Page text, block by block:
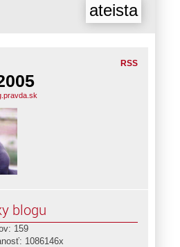
ateista
RSS
blogu
159
1086146x